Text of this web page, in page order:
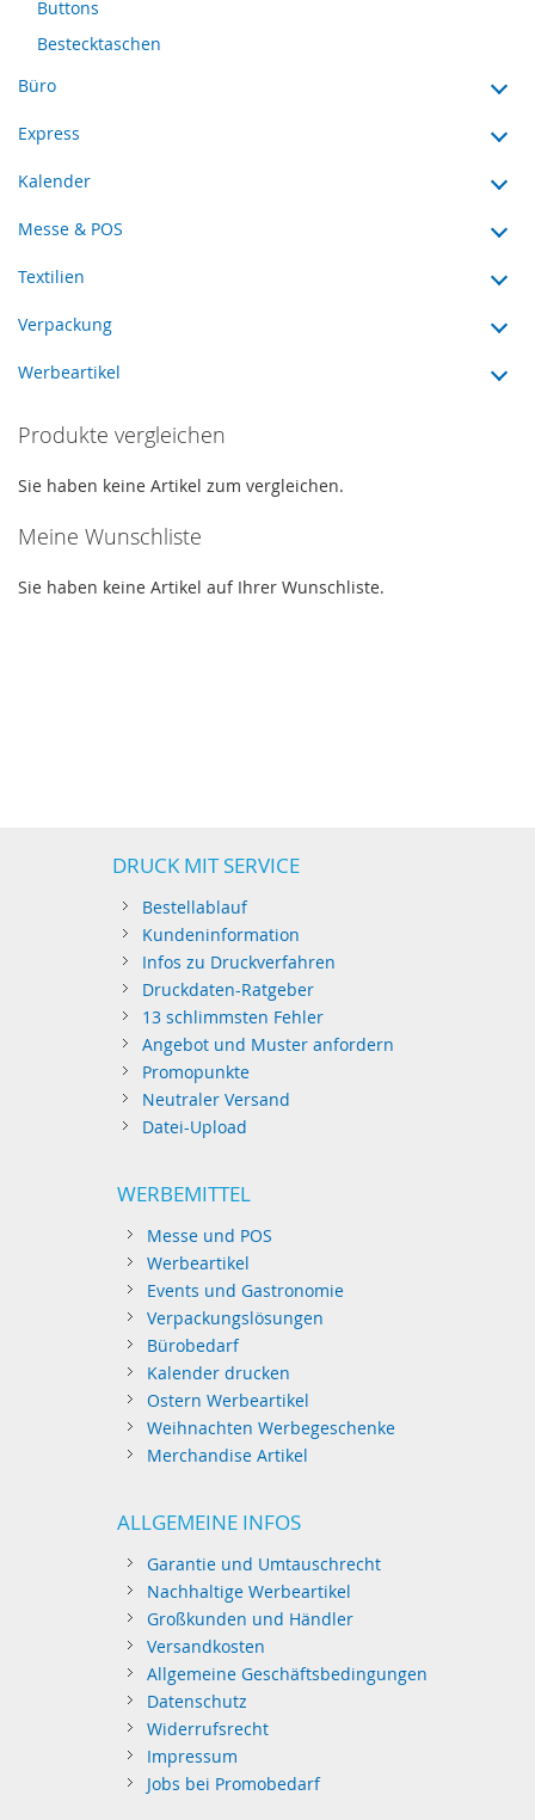
Buttons
Bestecktaschen
Büro
Express
Kalender
Messe & POS
Textilien
Verpackung
Werbeartikel
Produkte vergleichen
Sie haben keine Artikel zum vergleichen.
Meine Wunschliste
Sie haben keine Artikel auf Ihrer Wunschliste.
DRUCK MIT SERVICE
Bestellablauf
Kundeninformation
Infos zu Druckverfahren
Druckdaten-Ratgeber
13 schlimmsten Fehler
Angebot und Muster anfordern
Promopunkte
Neutraler Versand
Datei-Upload
WERBEMITTEL
Messe und POS
Werbeartikel
Events und Gastronomie
Verpackungslösungen
Bürobedarf
Kalender drucken
Ostern Werbeartikel
Weihnachten Werbegeschenke
Merchandise Artikel
ALLGEMEINE INFOS
Garantie und Umtauschrecht
Nachhaltige Werbeartikel
Großkunden und Händler
Versandkosten
Allgemeine Geschäftsbedingungen
Datenschutz
Widerrufsrecht
Impressum
Jobs bei Promobedarf